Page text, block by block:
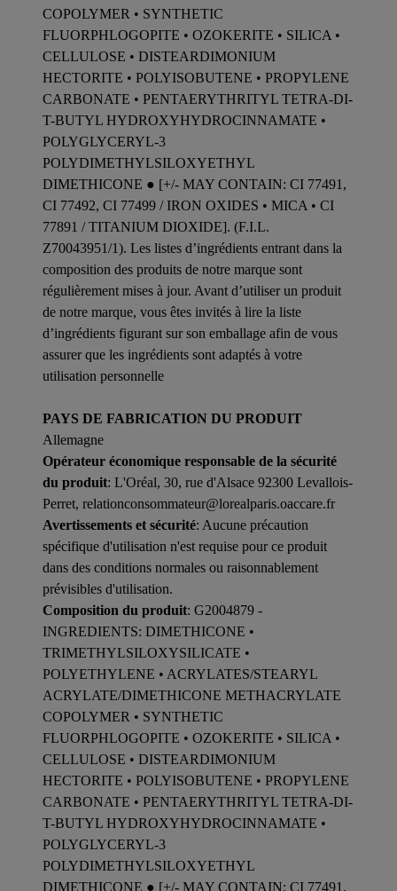
COPOLYMER • SYNTHETIC
FLUORPHLOGOPITE • OZOKERITE • SILICA •
CELLULOSE • DISTEARDIMONIUM
HECTORITE • POLYISOBUTENE • PROPYLENE
CARBONATE • PENTAERYTHRITYL TETRA-DI-
T-BUTYL HYDROXYHYDROCINNAMATE •
POLYGLYCERYL-3
POLYDIMETHYLSILOXYETHYL
DIMETHICONE ● [+/- MAY CONTAIN: CI 77491,
CI 77492, CI 77499 / IRON OXIDES • MICA • CI
77891 / TITANIUM DIOXIDE]. (F.I.L.
Z70043951/1). Les listes d’ingrédients entrant dans la
composition des produits de notre marque sont
régulièrement mises à jour. Avant d’utiliser un produit
de notre marque, vous êtes invités à lire la liste
d’ingrédients figurant sur son emballage afin de vous
assurer que les ingrédients sont adaptés à votre
utilisation personnelle
PAYS DE FABRICATION DU PRODUIT
Allemagne
Opérateur économique responsable de la sécurité
du produit: L'Oréal, 30, rue d'Alsace 92300 Levallois-
Perret, relationconsommateur@lorealparis.oaccare.fr
Avertissements et sécurité: Aucune précaution
spécifique d'utilisation n'est requise pour ce produit
dans des conditions normales ou raisonnablement
prévisibles d'utilisation.
Composition du produit: G2004879 -
INGREDIENTS: DIMETHICONE •
TRIMETHYLSILOXYSILICATE •
POLYETHYLENE • ACRYLATES/STEARYL
ACRYLATE/DIMETHICONE METHACRYLATE
COPOLYMER • SYNTHETIC
FLUORPHLOGOPITE • OZOKERITE • SILICA •
CELLULOSE • DISTEARDIMONIUM
HECTORITE • POLYISOBUTENE • PROPYLENE
CARBONATE • PENTAERYTHRITYL TETRA-DI-
T-BUTYL HYDROXYHYDROCINNAMATE •
POLYGLYCERYL-3
POLYDIMETHYLSILOXYETHYL
DIMETHICONE ● [+/- MAY CONTAIN: CI 77491,